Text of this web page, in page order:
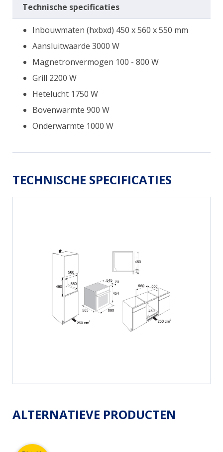
Technische specificaties
Inbouwmaten (hxbxd) 450 x 560 x 550 mm
Aansluitwaarde 3000 W
Magnetronvermogen 100 - 800 W
Grill 2200 W
Hetelucht 1750 W
Bovenwarmte 900 W
Onderwarmte 1000 W
TECHNISCHE SPECIFICATIES
ALTERNATIEVE PRODUCTEN